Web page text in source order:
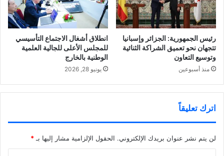
رئيس الجمهورية: الجزائر وإسبانيا
تتجهان نحو تعميق الشراكة الثنائية
وتوسيع التعاون
منذ أسبوعين
انطلاق أشغال الاجتماع التأسيسي
للمجلس الأعلى للجالية العلمية
الوطنية بالخارج
يونيو 28, 2026
اترك تعليقاً
لن يتم نشر عنوان بريدك الإلكتروني. الحقول الإلزامية مشار إليها بـ *